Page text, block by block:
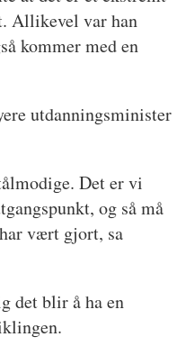
Allikevel var han
kommer med en
utdanningsminister
Det er vi
og så må
vært gjort, sa
det blir å ha en